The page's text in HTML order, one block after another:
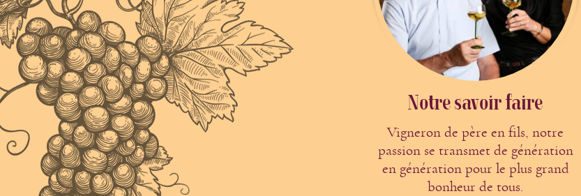
Notre savoir faire
Vigneron de père en fils, notre
passion se transmet de génération
en génération pour le plus grand
bonheur de tous.